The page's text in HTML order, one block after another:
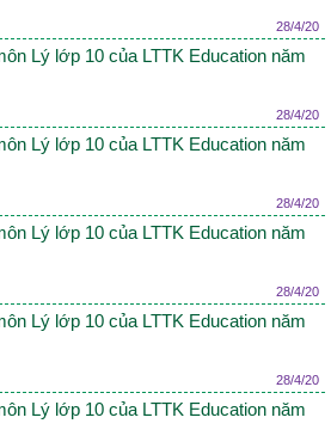
28/4/20
Lý lớp 10 của LTTK Education năm
28/4/20
Lý lớp 10 của LTTK Education năm
28/4/20
Lý lớp 10 của LTTK Education năm
28/4/20
Lý lớp 10 của LTTK Education năm
28/4/20
Lý lớp 10 của LTTK Education năm